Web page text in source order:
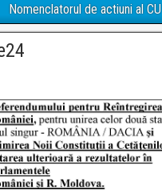
Nomenclatorul de actiuni al CU